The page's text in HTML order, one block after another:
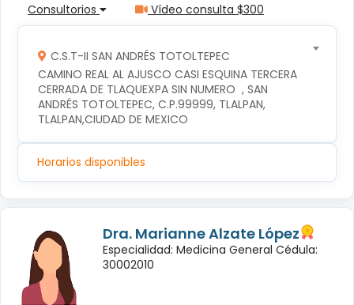
Consultorios Vídeo consulta $300
C.S.T-II SAN ANDRÉS TOTOLTEPEC
CAMINO REAL AL AJUSCO CASI ESQUINA TERCERA
CERRADA DE TLAQUEXPA SIN NUMERO  , SAN
ANDRÉS TOTOLTEPEC, C.P.99999, TLALPAN,
TLALPAN,CIUDAD DE MEXICO
Horarios disponibles
Dra. Marianne Alzate López
Especialidad: Medicina General Cédula:
30002010